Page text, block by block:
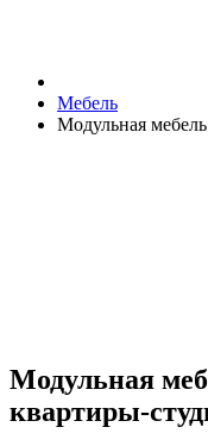
Мебель
Модульная
Модульная
квартиры-